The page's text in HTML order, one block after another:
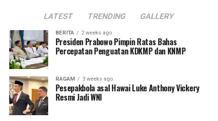
LATEST TRENDING GALLERY
BERITA 2 weeks ago
Presiden Prabowo Pimpin Ratas Bahas
Percepatan Penguatan KDKMP dan KNMP
RAGAM 3 weeks ago
Pesepakbola asal Hawai Luke Anthony Vickery
Resmi Jadi WNI